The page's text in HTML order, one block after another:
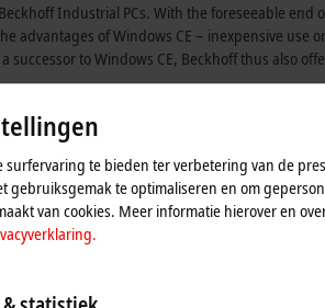
Industrial PCs. With the foreseeable end
advantages of Windows CE – inexpensive use
to Windows CE, Beckhoff thus also
the respective devices or in theproduct finder.
surfervaring te bieden ter verbetering van de
gebruiksgemak te optimaliseren en om
van cookies. Meer informatie hierover en